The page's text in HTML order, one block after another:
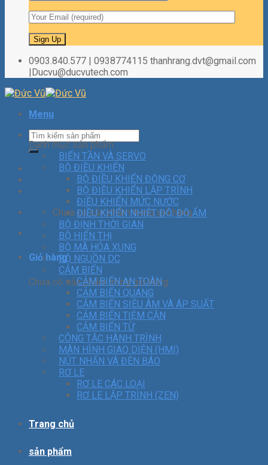
0903.840.577 | 0938774115 thanhrang.dvt@gmail.com
|Ducvu@ducvutech.com
Menu
Chưa có sản phẩm trong giỏ hàng.
Giỏ hàng
Chưa có sản phẩm trong giỏ hàng.
Danh mục sản phẩm
BIẾN TẦN VÀ SERVO
BỘ ĐIỀU KHIỂN
BỘ ĐIỀU KHIỂN ĐỘNG CƠ
BỘ ĐIỀU KHIỂN LẬP TRÌNH
ĐIỀU KHIỂN MỨC NƯỚC
ĐIỀU KHIỂN NHIỆT ĐỘ, ĐỘ ẨM
BỘ ĐỊNH THỜI GIAN
BỘ HIỂN THỊ
BỘ MÃ HÓA XUNG
BỘ NGUỒN DC
CẢM BIẾN
CẢM BIẾN AN TOÀN
CẢM BIẾN QUANG
CẢM BIẾN SIÊU ÂM VÀ ÁP SUẤT
CẢM BIẾN TIỆM CẬN
CẢM BIẾN TỪ
CÔNG TẮC HÀNH TRÌNH
MÀN HÌNH GIAO DIỆN (HMI)
NÚT NHẤN VÀ ĐÈN BÁO
RƠ LE
RƠ LE CÁC LOẠI
RƠ LE LẬP TRÌNH (ZEN)
Trang chủ
sản phẩm